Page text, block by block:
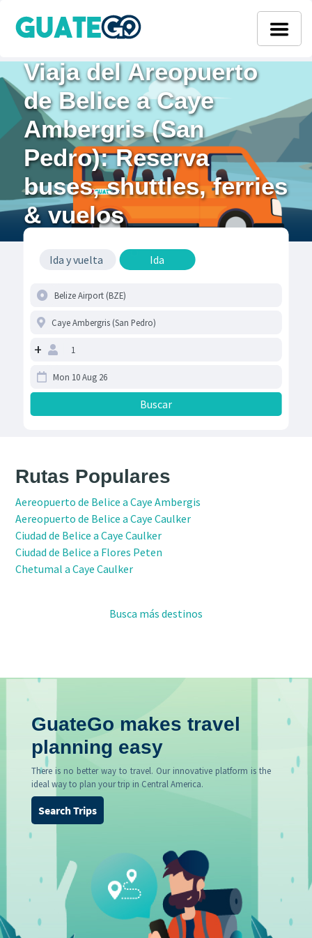
Viaja del Areopuerto
de Belice a Caye
Ambergris (San
Pedro): Reserva
buses, shuttles, ferries
& vuelos
Ida y vuelta Ida
+
Rutas Populares
Aereopuerto de Belice a Caye Ambergis
Aereopuerto de Belice a Caye Caulker
Ciudad de Belice a Caye Caulker
Ciudad de Belice a Flores Peten
Chetumal a Caye Caulker
Busca más destinos
GuateGo makes travel
planning easy
There is no better way to travel. Our innovative platform is the
ideal way to plan your trip in Central America.
Search Trips